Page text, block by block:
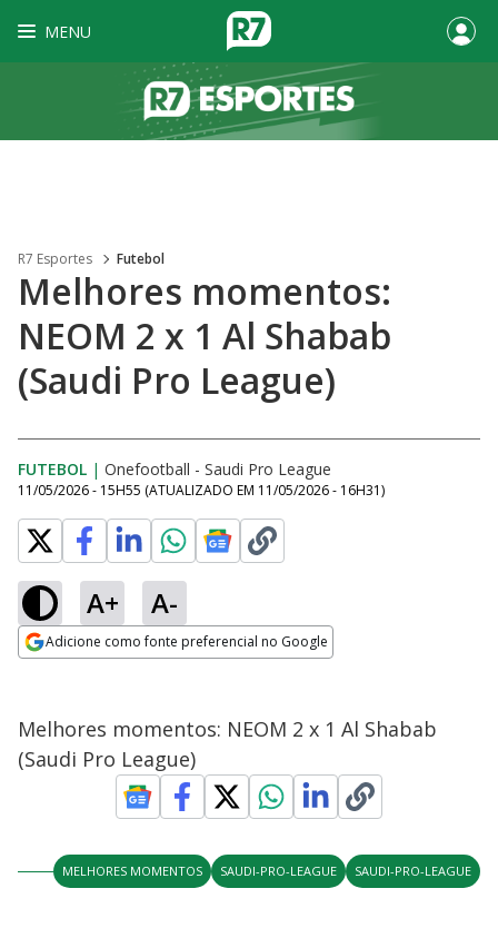
MENU
R7 Esportes Futebol
Melhores momentos:
NEOM 2 x 1 Al Shabab
(Saudi Pro League)
FUTEBOL | Onefootball - Saudi Pro League
11/05/2026 - 15H55 (ATUALIZADO EM 11/05/2026 - 16H31)
A+ A-
Adicione como fonte preferencial no Google
Melhores momentos: NEOM 2 x 1 Al Shabab
(Saudi Pro League)
MELHORES MOMENTOS SAUDI-PRO-LEAGUE SAUDI-PRO-LEAGUE